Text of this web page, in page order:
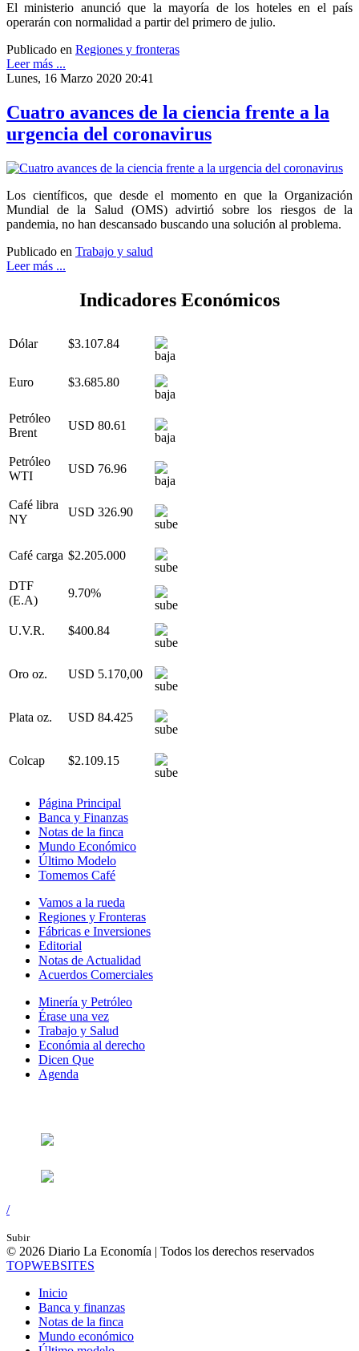
El ministerio anunció que la mayoría de los hoteles en el país
operarán con normalidad a partir del primero de julio.
Publicado en Regiones y fronteras
Leer más ...
Lunes, 16 Marzo 2020 20:41
Cuatro avances de la ciencia frente a la
urgencia del coronavirus
Los científicos, que desde el momento en que la Organización
Mundial de la Salud (OMS) advirtió sobre los riesgos de la
pandemia, no han descansado buscando una solución al problema.
Publicado en Trabajo y salud
Leer más ...
Indicadores Económicos
Dólar $3.107.84
Euro $3.685.80
Petróleo
Brent
USD 80.61
Petróleo
WTI
USD 76.96
Café libra
NY
USD 326.90
Café carga $2.205.000
DTF
(E.A)
9.70%
U.V.R. $400.84
Oro oz. USD 5.170,00
Plata oz. USD 84.425
Colcap $2.109.15
Página Principal
Banca y Finanzas
Notas de la finca
Mundo Económico
Último Modelo
Tomemos Café
Vamos a la rueda
Regiones y Fronteras
Fábricas e Inversiones
Editorial
Notas de Actualidad
Acuerdos Comerciales
Minería y Petróleo
Érase una vez
Trabajo y Salud
Económia al derecho
Dicen Que
Agenda
/
Subir
© 2026 Diario La Economía | Todos los derechos reservados
TOPWEBSITES
Inicio
Banca y finanzas
Notas de la finca
Mundo económico